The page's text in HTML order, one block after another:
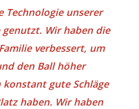
unserer
Wir haben die
verbessert, um
den Ball höher
gute Schläge
haben. Wir haben